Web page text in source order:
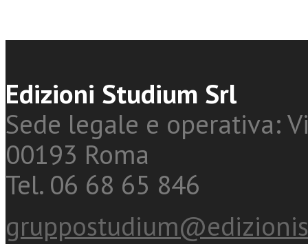
Edizioni Studium Srl
Sede legale e operativa:
00193 Roma
Tel. 06 68 65 846